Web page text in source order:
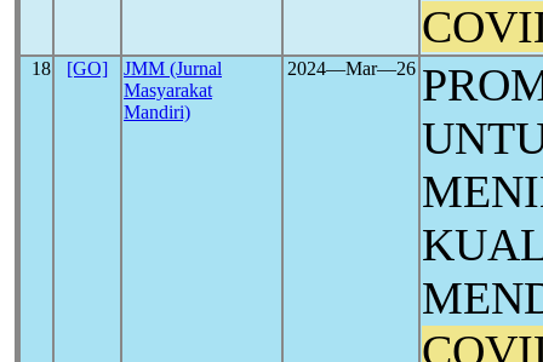
18 [GO]
JMM (Jurnal
Masyarakat
Mandiri)
2024―Mar―26